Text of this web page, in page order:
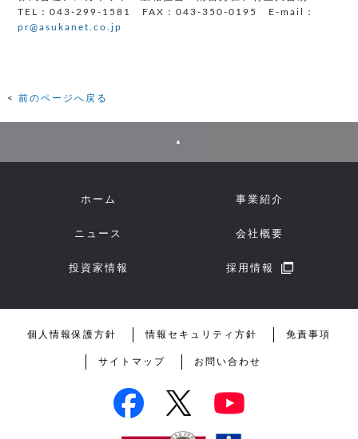
TEL：043-299-1581 FAX：043-350-0195 E-mail：
pr@asukanet.co.jp
前のページへ戻る
▲
ホーム 事業紹介
ニュース 会社概要
投資家情報 採用情報
個人情報保護方針 情報セキュリティ方針 免責事項
サイトマップ お問い合わせ